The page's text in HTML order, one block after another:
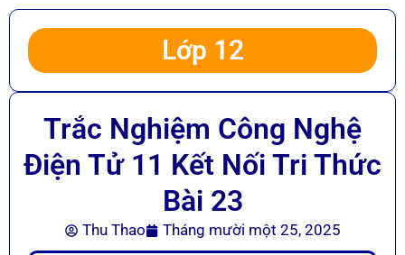
Lớp 12
Trắc Nghiệm Công Nghệ
Điện Tử 11 Kết Nối Tri Thức
Bài 23
Thu Thao Tháng mười một 25, 2025